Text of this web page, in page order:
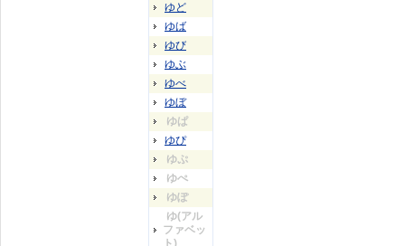
ゆど
ゆば
ゆび
ゆぶ
ゆべ
ゆぼ
ゆぱ
ゆぴ
ゆぷ
ゆぺ
ゆぽ
ゆ(アル
ファベッ
ト)